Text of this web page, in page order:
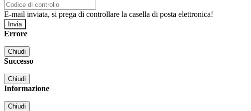
E-mail inviata, si prega di controllare la casella di posta elettronica!
Errore
Chiudi
Successo
Chiudi
Informazione
Chiudi